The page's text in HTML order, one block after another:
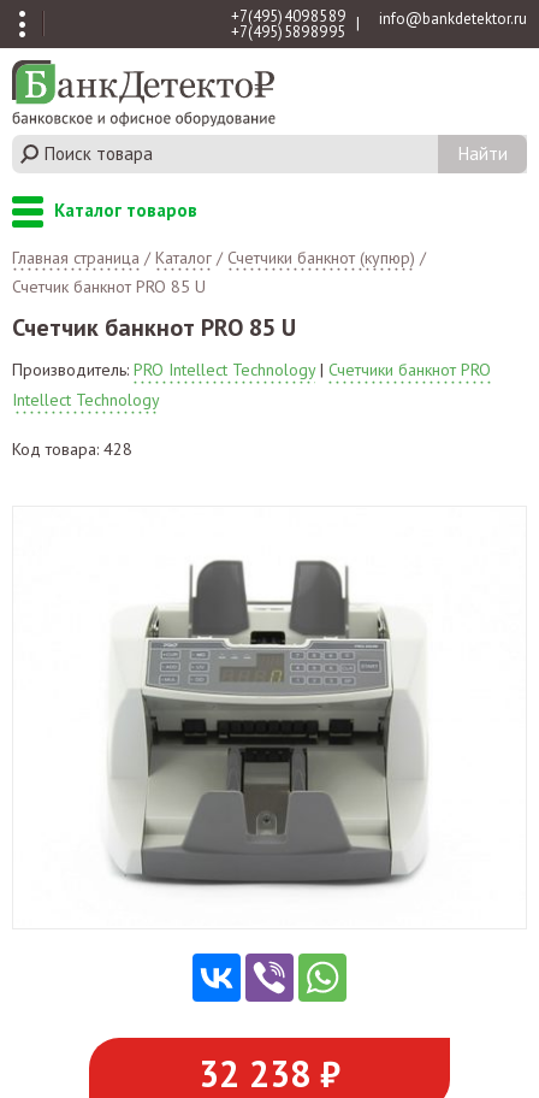
+7 (495) 409 85 89
+7 (495) 589 89 95 | info@bankdetektor.ru
Каталог товаров
Главная страница /Каталог / Счетчики банкнот (купюр) /
Счетчик банкнот PRO 85 U
Счетчик банкнот PRO 85 U
Производитель: PRO Intellect Technology| Счетчики банкнот PRO
Intellect Technology
Код товара: 428
32 238 ₽